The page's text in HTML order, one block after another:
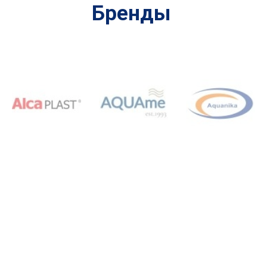
Бренды